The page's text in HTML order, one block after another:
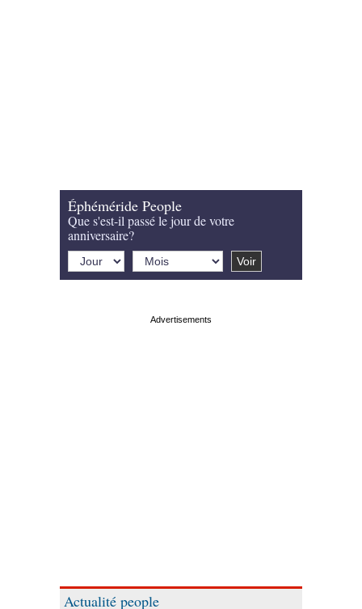
Éphéméride People
Que s'est-il passé le jour de votre
anniversaire?
Actualité people